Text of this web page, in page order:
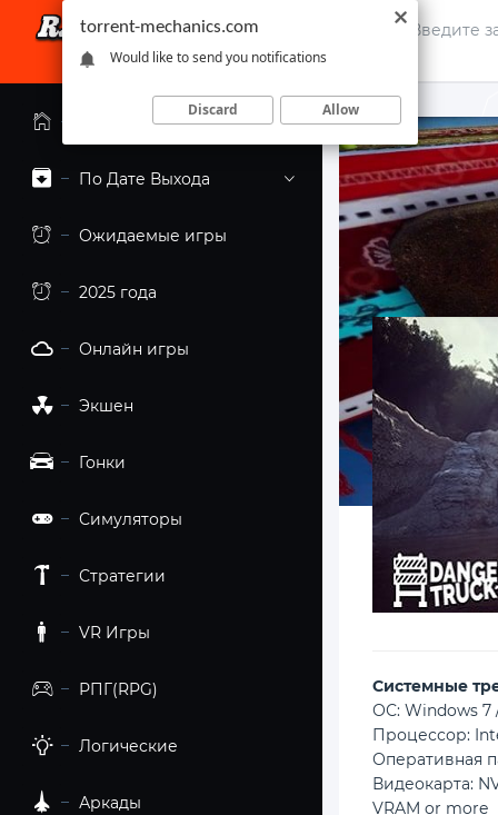
Главная страница
По Дате Выхода
Ожидаемые игры
2025 года
Онлайн игры
Экшен
Гонки
Симуляторы
Стратегии
VR Игры
РПГ(RPG)
Логические
Аркады
Cистемные
ОС: Windows 7
Процессор:
Оперативная
Видеокарта:
VRAM or more
torrent-mechanics.com
Would like to send you notifications
Discard Allow